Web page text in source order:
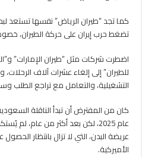
كما تجد “طيران الرياض” نفسها تستعد
تضغط حرب إيران على حركة الطيران،
اضطرت شركات مثل “طيران الإمارات”
للطيران” إلى إلغاء عشرات آلاف الرحلات،
التشغيلية، والتعامل مع تراجع الطلب
عام 2025، لكن بعد أكثر من
عريضة البدن، التي لا تزال بانتظار الحصول
الأميركية.